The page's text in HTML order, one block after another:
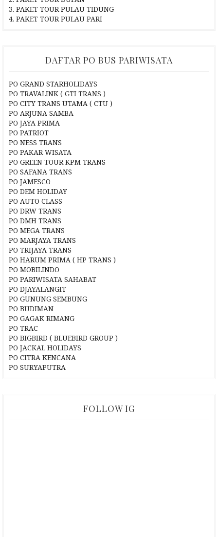
3. PAKET TOUR PULAU TIDUNG
4. PAKET TOUR PULAU PARI
DAFTAR PO BUS PARIWISATA
PO GRAND STARHOLIDAYS
PO TRAVALINK ( GTI TRANS )
PO CITY TRANS UTAMA ( CTU )
PO ARJUNA SAMBA
PO JAYA PRIMA
PO PATRIOT
PO NESS TRANS
PO PAKAR WISATA
PO GREEN TOUR KPM TRANS
PO SAFANA TRANS
PO JAMESCO
PO DEM HOLIDAY
PO AUTO CLASS
PO DRW TRANS
PO DMH TRANS
PO MEGA TRANS
PO MARJAYA TRANS
PO TRIJAYA TRANS
PO HARUM PRIMA ( HP TRANS )
PO MOBILINDO
PO PARIWISATA SAHABAT
PO DJAYALANGIT
PO GUNUNG SEMBUNG
PO BUDIMAN
PO GAGAK RIMANG
PO TRAC
PO BIGBIRD ( BLUEBIRD GROUP )
PO JACKAL HOLIDAYS
PO CITRA KENCANA
PO SURYAPUTRA
FOLLOW IG